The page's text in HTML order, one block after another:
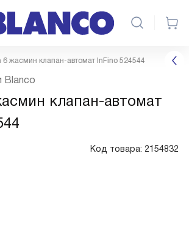
жасмин клапан-автомат InFino 524544
Код товара: 2154832
Blanco
клапан-автомат